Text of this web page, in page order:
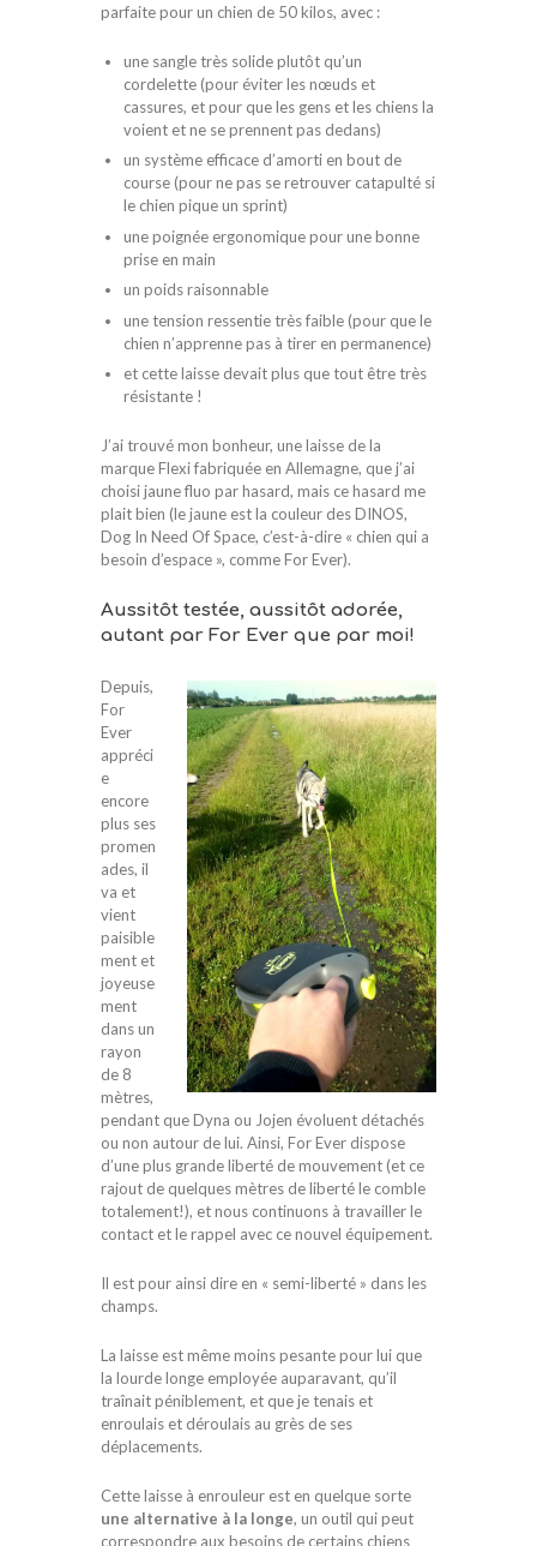
parfaite pour un chien de 50 kilos, avec :
une sangle très solide plutôt qu’un
cordelette (pour éviter les nœuds et
cassures, et pour que les gens et les chiens la
voient et ne se prennent pas dedans)
un système efficace d’amorti en bout de
course (pour ne pas se retrouver catapulté si
le chien pique un sprint)
une poignée ergonomique pour une bonne
prise en main
un poids raisonnable
une tension ressentie très faible (pour que le
chien n’apprenne pas à tirer en permanence)
et cette laisse devait plus que tout être très
résistante !
J’ai trouvé mon bonheur, une laisse de la
marque Flexi fabriquée en Allemagne, que j’ai
choisi jaune fluo par hasard, mais ce hasard me
plait bien (le jaune est la couleur des DINOS,
Dog In Need Of Space, c’est-à-dire « chien qui a
besoin d’espace », comme For Ever).
Aussitôt testée, aussitôt adorée,
autant par For Ever que par moi!
Depuis,
For
Ever
appréci
e
encore
plus ses
promen
ades, il
va et
vient
paisible
ment et
joyeuse
ment
dans un
rayon
de 8
mètres,
pendant que Dyna ou Jojen évoluent détachés
ou non autour de lui. Ainsi, For Ever dispose
d’une plus grande liberté de mouvement (et ce
rajout de quelques mètres de liberté le comble
totalement!), et nous continuons à travailler le
contact et le rappel avec ce nouvel équipement.
Il est pour ainsi dire en « semi-liberté » dans les
champs.
La laisse est même moins pesante pour lui que
la lourde longe employée auparavant, qu’il
traînait péniblement, et que je tenais et
enroulais et déroulais au grès de ses
déplacements.
Cette laisse à enrouleur est en quelque sorte
une alternative à la longe, un outil qui peut
correspondre aux besoins de certains chiens